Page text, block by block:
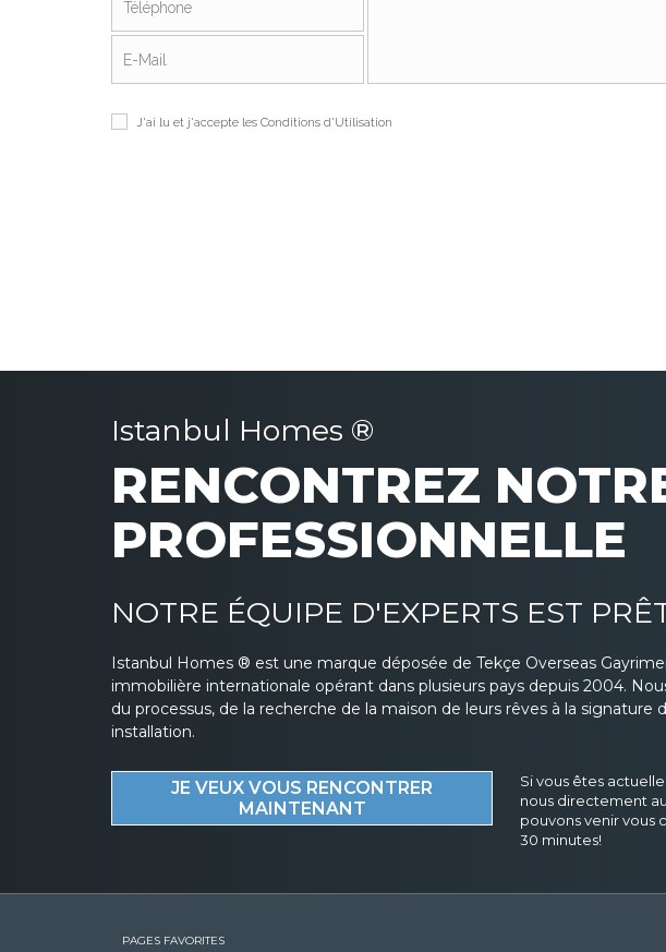
J'ai lu et j'accepte les Conditions d'Utilisation
Istanbul Homes ®
RENCONTREZ
PROFESSIONNELLE
NOTRE ÉQUIPE D'EXPERTS EST
Istanbul Homes ® est une marque déposée de Tekçe Overseas
immobilière internationale opérant dans plusieurs pays depuis 2004.
du processus, de la recherche de la maison de leurs rêves à la
installation.
JE VEUX VOUS RENCONTRER
MAINTENANT
Si vous êtes
nous directement au
pouvons venir vous
30 minutes!
PAGES FAVORITES